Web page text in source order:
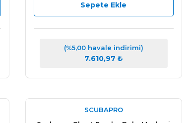
Sepete Ekle
(%5,00 havale indirimi)
7.610,97 ₺
SCUBAPRO